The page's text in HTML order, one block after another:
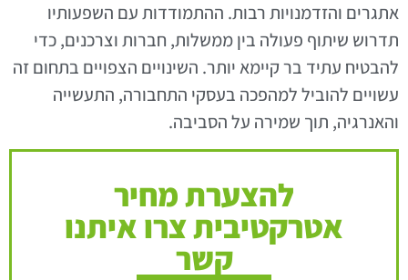
אתגרים והזדמנויות רבות. ההתמודדות עם השפעותיו
תדרוש שיתוף פעולה בין ממשלות, חברות וצרכנים, כדי
להבטיח עתיד בר קיימא יותר. השינויים הצפויים בתחום זה
עשויים להוביל למהפכה בעסקי התחבורה, התעשייה
והאנרגיה, תוך שמירה על הסביבה.
להצערת מחיר
אטרקטיבית צרו איתנו
קשר